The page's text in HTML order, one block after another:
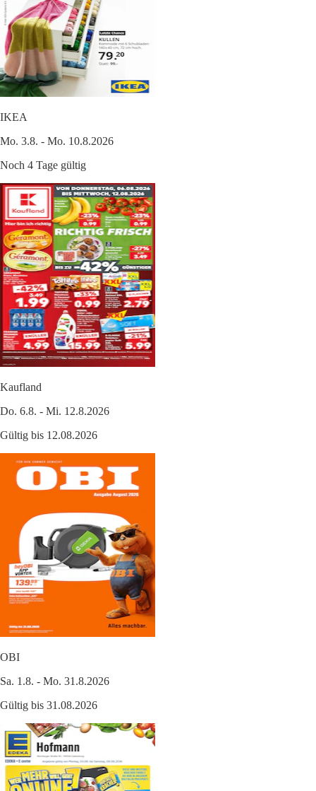
IKEA
Mo. 3.8. - Mo. 10.8.2026
Noch 4 Tage gültig
Kaufland
Do. 6.8. - Mi. 12.8.2026
Gültig bis 12.08.2026
OBI
Sa. 1.8. - Mo. 31.8.2026
Gültig bis 31.08.2026